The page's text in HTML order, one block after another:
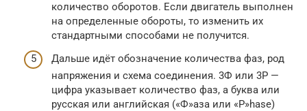
количество оборотов. Если двигатель выполнен
на определенные обороты, то изменить их
стандартными способами не получится.
Дальше идёт обозначение количества фаз, род
напряжения и схема соединения. 3Ф или 3P —
цифра указывает количество фаз, а буква или
русская или английская («Ф»аза или «P»hase)